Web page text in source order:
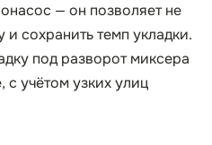
— он позволяет не
и сохранить темп укладки.
под разворот миксера
с учётом узких улиц